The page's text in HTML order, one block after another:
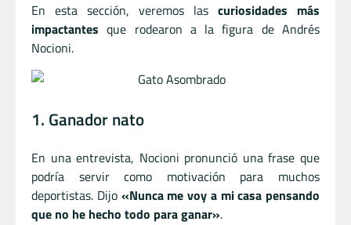
En esta sección, veremos las curiosidades más
impactantes que rodearon a la figura de Andrés
Nocioni.
1. Ganador nato
En una entrevista, Nocioni pronunció una frase que
podría servir como motivación para muchos
deportistas. Dijo «Nunca me voy a mi casa pensando
que no he hecho todo para ganar».